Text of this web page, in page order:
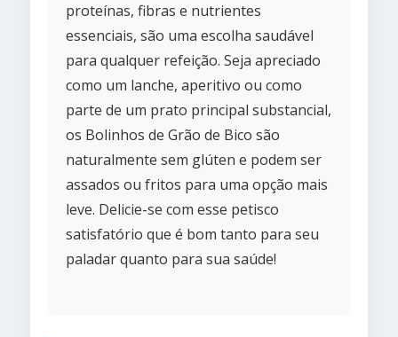
proteínas, fibras e nutrientes
essenciais, são uma escolha saudável
para qualquer refeição. Seja apreciado
como um lanche, aperitivo ou como
parte de um prato principal substancial,
os Bolinhos de Grão de Bico são
naturalmente sem glúten e podem ser
assados ou fritos para uma opção mais
leve. Delicie-se com esse petisco
satisfatório que é bom tanto para seu
paladar quanto para sua saúde!